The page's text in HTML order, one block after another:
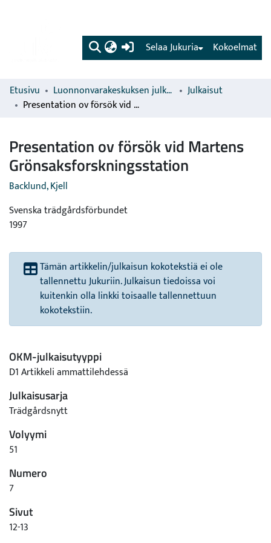
(current) Kokoelmat
Selaa Jukuria
Etusivu Luonnonvarakeskuksen julkaisut
Julkaisut
Presentation ov försök vid Martens Grönsaksforskningsstation
Presentation ov försök vid Martens
Grönsaksforskningsstation
Backlund, Kjell
Svenska trädgårdsförbundet
1997
Tämän artikkelin/julkaisun kokotekstiä ei ole
tallennettu Jukuriin. Julkaisun tiedoissa voi
kuitenkin olla linkki toisaalle tallennettuun
kokotekstiin.
OKM-julkaisutyyppi
D1 Artikkeli ammattilehdessä
Julkaisusarja
Trädgårdsnytt
Volyymi
51
Numero
7
Sivut
12-13